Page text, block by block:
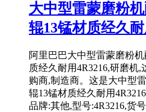
大中型雷蒙磨粉
辊13锰材质经久
阿里巴巴大中型雷蒙磨粉
质经久耐用4R3216,研磨机
购商,制造商。这是大中型
辊13锰材质经久耐用
品牌:其他,型号:4R3216,货